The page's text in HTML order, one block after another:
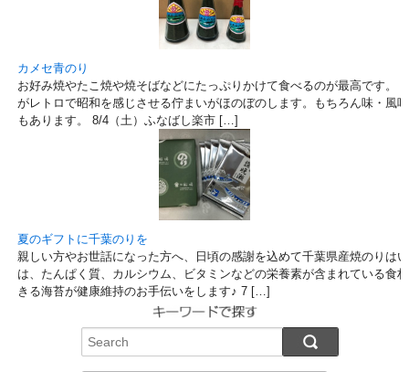
カメセ青のり
お好み焼やたこ焼や焼そばなどにたっぷりかけて食べるのが最高です。
がレトロで昭和を感じさせる佇まいがほのぼのします。もちろん味・風
もあります。 8/4（土）ふなばし楽市 […]
夏のギフトに千葉のりを
親しい方やお世話になった方へ、日頃の感謝を込めて千葉県産焼のりは
は、たんぱく質、カルシウム、ビタミンなどの栄養素が含まれている食
きる海苔が健康維持のお手伝いをします♪ 7 […]